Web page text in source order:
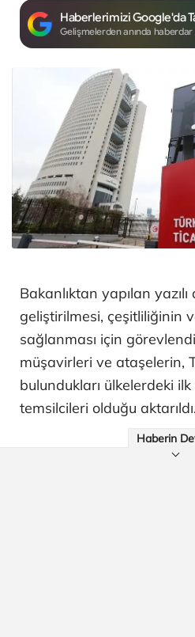
Haberlerimizi Google'da
Gelişmelerden anında haberdar
Bakanlıktan yapılan
geliştirilmesi, çeşitliliğinin
sağlanması için
müşavirleri ve ataşelerin,
bulundukları ülkelerdeki
temsilcileri olduğu aktarıldı.
Haberin